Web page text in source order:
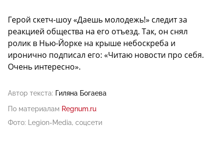
Герой скетч-шоу «Даешь молодежь!» следит за
реакцией общества на его отъезд. Так, он снял
ролик в Нью-Йорке на крыше небоскреба и
иронично подписал его: «Читаю новости про себя.
Очень интересно».
Автор текста: Гиляна Богаева
По материалам Regnum.ru
Фото: Legion-Media, соцсети